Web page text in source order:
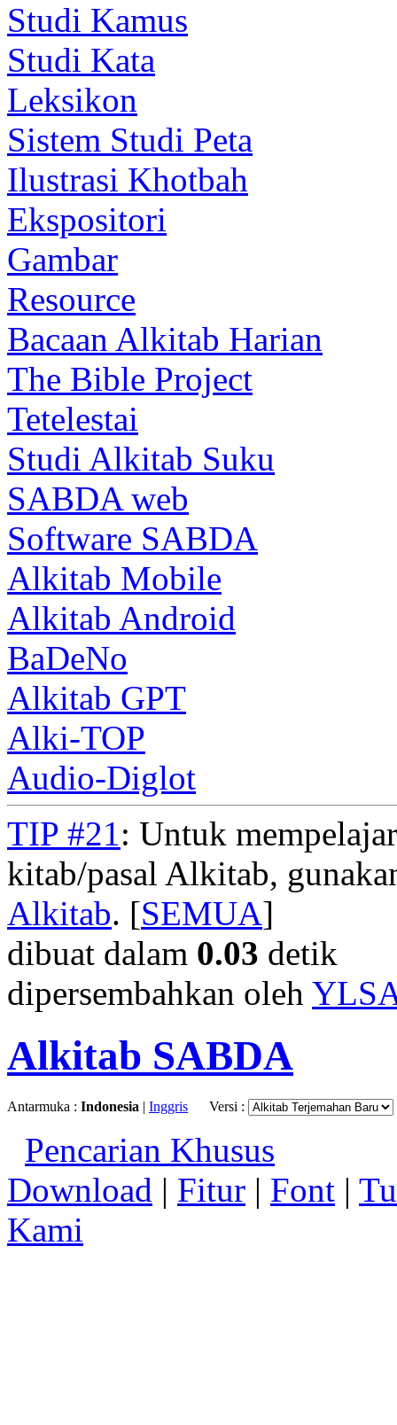
Studi Kamus
Studi Kata
Leksikon
Sistem Studi Peta
Ilustrasi Khotbah
Ekspositori
Gambar
Resource
Bacaan Alkitab Harian
The Bible Project
Tetelestai
Studi Alkitab Suku
SABDA web
Software SABDA
Alkitab Mobile
Alkitab Android
BaDeNo
Alkitab GPT
Alki-TOP
Audio-Diglot
TIP #21: Untuk
kitab/pasal Alkitab,
Alkitab. [SEMUA]
dibuat dalam 0.03 detik
dipersembahkan oleh
Alkitab SABDA
Antarmuka : Indonesia | Inggris Versi :
Pencarian Khusus
Download | Fitur | Font |
Kami